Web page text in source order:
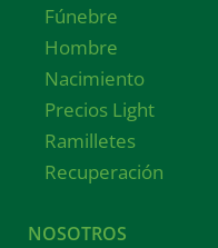
Fúnebre
Hombre
Nacimiento
Precios Light
Ramilletes
Recuperación
NOSOTROS